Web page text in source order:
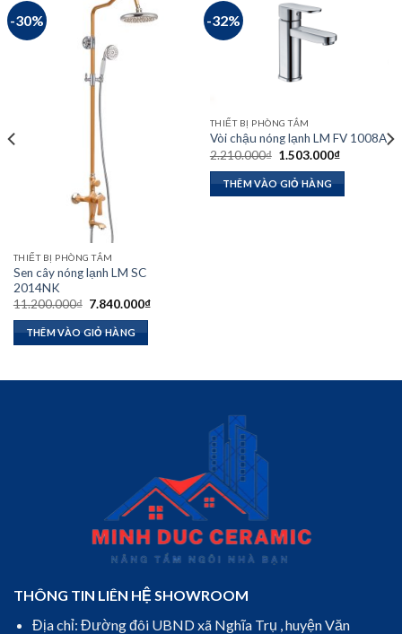
-30%
THIẾT BỊ PHÒNG TẮM
Sen cây nóng lạnh LM SC
2014NK
11.200.000₫ Giá
là:
11.200.000₫.
7.840.000₫Giá
THÊM VÀO GIỎ HÀNG
-32%
THIẾT BỊ PHÒNG TẮM
Vòi chậu nóng lạnh LM FV 1008A
2.210.000₫ Giá
là:
2.210.000₫.
1.503.000₫Giá
THÊM VÀO GIỎ HÀNG
THÔNG TIN LIÊN HỆ SHOWROOM
Địa chỉ: Đường đôi UBND xã Nghĩa Trụ , huyện Văn